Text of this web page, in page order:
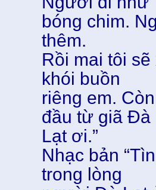
bóng chim.
thêm.
Rồi mai tôi
khói buồn
riêng em.
đầu từ giã Đà
Lạt ơi.”
Nhạc bản
trong lòng